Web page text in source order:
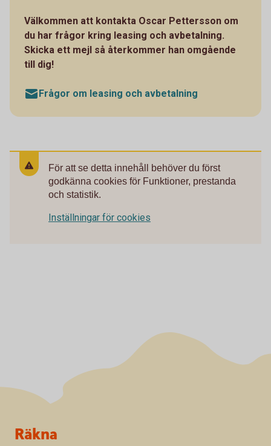
Välkommen att kontakta Oscar Pettersson om
du har frågor kring leasing och avbetalning.
Skicka ett mejl så återkommer han omgående
till dig!
Frågor om leasing och avbetalning
För att se detta innehåll behöver du först
godkänna cookies för Funktioner, prestanda
och statistik.
Inställningar för cookies
Sidfot
Räkna